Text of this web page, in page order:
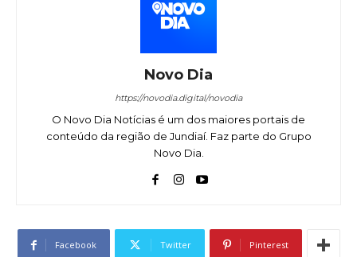
Novo Dia
https://novodia.digital/novodia
O Novo Dia Notícias é um dos maiores portais de
conteúdo da região de Jundiaí. Faz parte do Grupo
Novo Dia.
Facebook Twitter Pinterest